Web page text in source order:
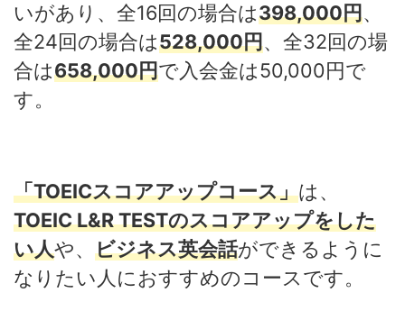
いがあり、全16回の場合は398,000円、
全24回の場合は528,000円、全32回の場
合は658,000円で入会金は50,000円で
す。
「TOEICスコアアップコース」は、
TOEIC L&R TESTのスコアアップをした
い人や、 ビジネス英会話ができるように
なりたい人におすすめのコースです。